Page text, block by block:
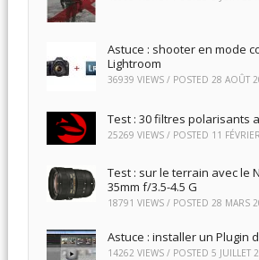
Astuce : shooter en mode
Lightroom
36939 VIEWS / POSTED 28 AOÛT
Test : 30 filtres polarisants
25269 VIEWS / POSTED 11
Test : sur le terrain avec le
35mm f/3.5-4.5 G
18791 VIEWS / POSTED 28 MARS
Astuce : installer un Plugin
14262 VIEWS / POSTED 5 JUILLET